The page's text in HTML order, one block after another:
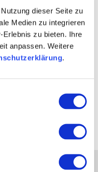
dieser Seite zu
Medien zu integrieren
zu bieten. Ihre
anpassen. Weitere
.
zu übernachten.
Unterkünfte am